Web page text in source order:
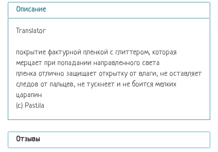
Описание
Translator
покрытие фактурной пленкой с глиттером, которая
мерцает при попадании направленного света
пленка отлично защищает открытку от влаги, не оставляет
следов от пальцев, не тускнеет и не боится мелких
царапин
(с) Pastila
Отзывы